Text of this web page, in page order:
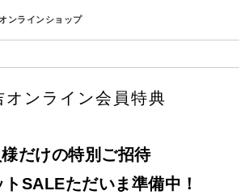
オンラインショップ
オンライン会員特典
だけの特別ご招待
SALEただいま準備中！